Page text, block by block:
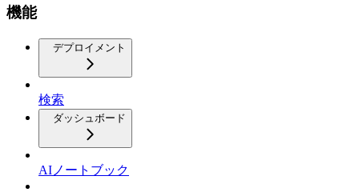
機能
デプロイメント
検索
ダッシュボード
AIノートブック